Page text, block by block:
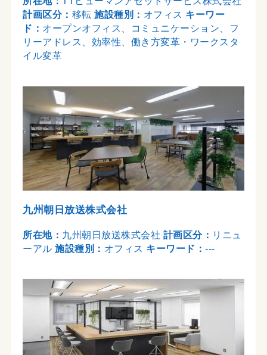
計画区分： 移転施設種別： オフィス キーワー
ド： オープンオフィス、コミュニケーション、フ
リーアドレス、効率性、働き方変革・ワークスタ
イル変革
九州朝日放送株式会社
所在地： 九州朝日放送株式会社 計画区分： リニュ
ーアル施設種別： オフィス キーワード：---